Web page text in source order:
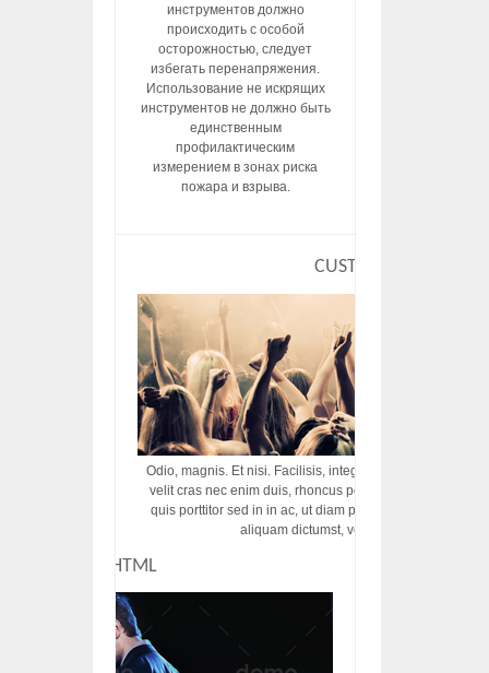
инструментов должно
происходить с особой
осторожностью, следует
избегать перенапряжения.
Использование не искрящих
инструментов не должно быть
единственным
профилактическим
измерением в зонах риска
пожара и взрыва.
CUSTOM HTML
Odio, magnis. Et nisi. Facilisis, integer! Risus augue! Non
velit cras nec enim duis, rhoncus porttitor ac vut rhoncus
quis porttitor sed in in ac, ut diam porttitor odio nunc
aliquam dictumst, vel amet tincidunt
CUSTOM HTML